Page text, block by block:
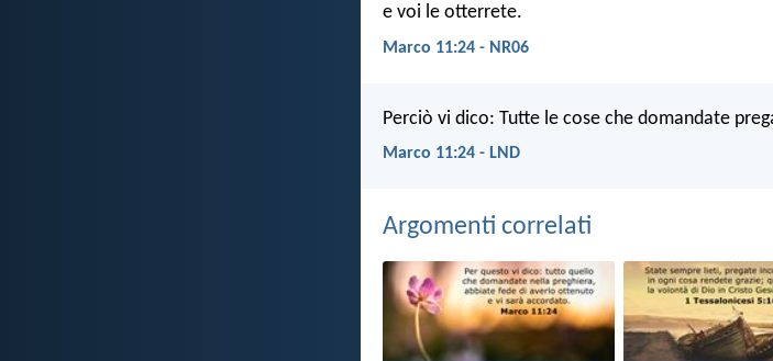
e voi le otterrete.
Marco 11:24 - NR06
Perciò vi dico: Tutte le cose che domandate
Marco 11:24 - LND
Argomenti correlati